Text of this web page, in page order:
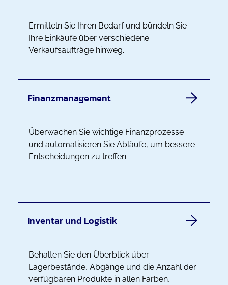
Ermitteln Sie Ihren Bedarf und bündeln Sie
Ihre Einkäufe über verschiedene
Verkaufsaufträge hinweg.
Finanzmanagement
Überwachen Sie wichtige Finanzprozesse
und automatisieren Sie Abläufe, um bessere
Entscheidungen zu treffen.
Inventar und Logistik
Behalten Sie den Überblick über
Lagerbestände, Abgänge und die Anzahl der
verfügbaren Produkte in allen Farben,